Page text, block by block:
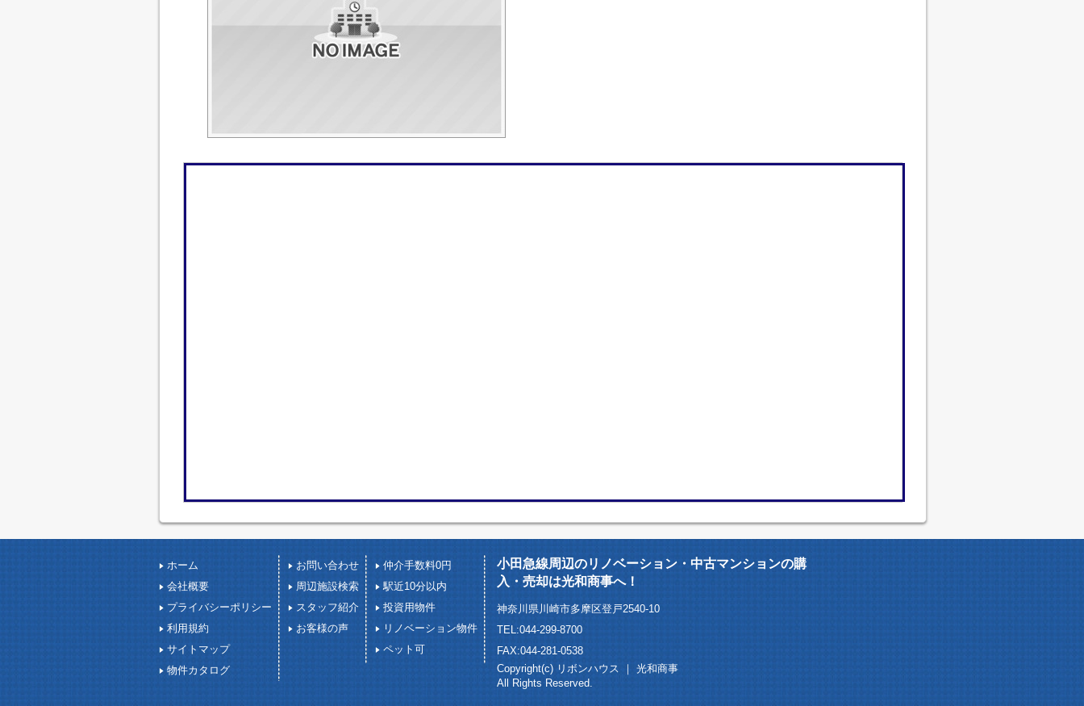
ホーム
会社概要
プライバシーポリシー
利用規約
サイトマップ
物件カタログ
お問い合わせ
周辺施設検索
スタッフ紹介
お客様の声
仲介手数料0円
駅近10分以内
投資用物件
リノベーション物件
ペット可
小田急線周辺のリノベーション・中古マンションの購
入・売却は光和商事へ！
神奈川県川崎市多摩区登戸2540-10
TEL:044-299-8700
FAX:044-281-0538
Copyright(c) リボンハウス ｜ 光和商事
All Rights Reserved.